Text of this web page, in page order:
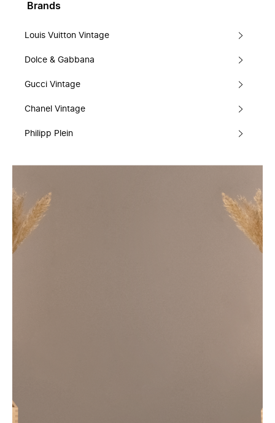
Brands
Louis Vuitton Vintage
Dolce & Gabbana
Gucci Vintage
Chanel Vintage
Philipp Plein